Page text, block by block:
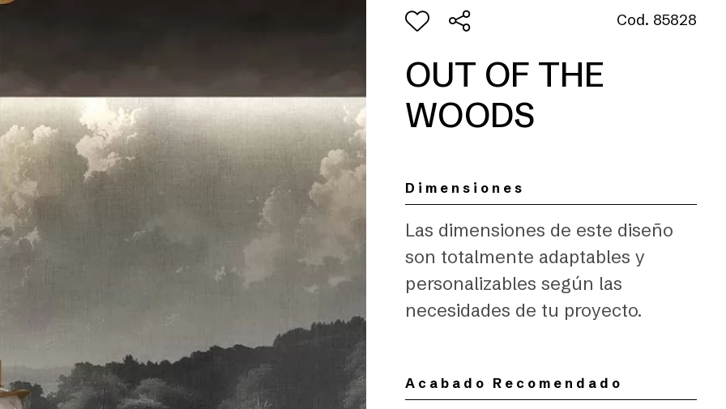
Cod. 85828
OUT OF THE
WOODS
Dimensiones
Las dimensiones de este diseño
son totalmente adaptables y
personalizables según las
necesidades de tu proyecto.
Acabado Recomendado